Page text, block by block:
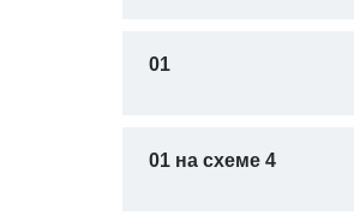
01
01 на схеме 4